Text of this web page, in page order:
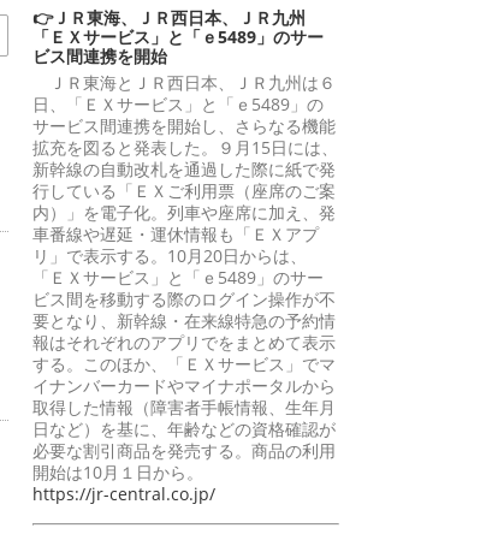
👉ＪＲ東海、ＪＲ西日本、ＪＲ九州
「ＥＸサービス」と「ｅ5489」のサー
ビス間連携を開始
ＪＲ東海とＪＲ西日本、ＪＲ九州は６
日、「ＥＸサービス」と「ｅ5489」の
サービス間連携を開始し、さらなる機能
拡充を図ると発表した。９月15日には、
新幹線の自動改札を通過した際に紙で発
行している「ＥＸご利用票（座席のご案
内）」を電子化。列車や座席に加え、発
車番線や遅延・運休情報も「ＥＸアプ
リ」で表示する。10月20日からは、
「ＥＸサービス」と「ｅ5489」のサー
ビス間を移動する際のログイン操作が不
要となり、新幹線・在来線特急の予約情
報はそれぞれのアプリでをまとめて表示
する。このほか、「ＥＸサービス」でマ
イナンバーカードやマイナポータルから
取得した情報（障害者手帳情報、生年月
日など）を基に、年齢などの資格確認が
必要な割引商品を発売する。商品の利用
開始は10月１日から。
https://jr-central.co.jp/